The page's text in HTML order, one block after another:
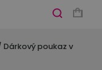
Dárkový poukaz v